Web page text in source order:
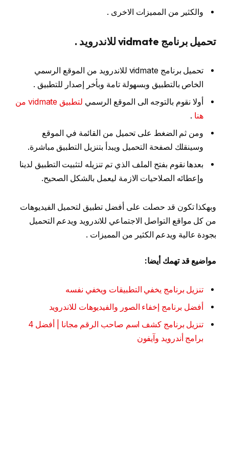
والكثير من المميزات الاخرى .
تحميل برنامج vidmate للاندرويد .
تحميل برنامج vidmate للاندرويد من الموقع الرسمي
الخاص بالتطبيق وبسهولة تامة وبأخر إصدار للتطبيق .
أولا نقوم بالتوجه الى الموقع الرسمي
لتطبيق vidmate من
هنا .
ومن ثم الضغط على تحميل من القائمة في الموقع
وسينقلك لصفحة التحميل ويبدأ بتنزيل التطبيق مباشرة.
بعدها نقوم بفتح الملف الذي تم تنزيله لتثبيت التطبيق لدينا
وإعطائه الصلاحيات الازمة ليعمل بالشكل الصحيح.
وبهكذا تكون قد حصلت على أفضل تطبيق لتحميل الفيديوهات
من كل مواقع التواصل الاجتماعي للاندرويد ويدعم التحميل
بجودة عالية ويدعم الكثير من المميزات .
مواضيع قد تهمك أيضا:
تنزيل برنامج يخفي التطبيقات ويخفي نفسه
أفضل برنامج إخفاء الصور والفيديوهات للاندرويد
تنزيل برنامج كشف اسم صاحب الرقم مجانا | أفضل 4
برامج أندرويد وآيفون